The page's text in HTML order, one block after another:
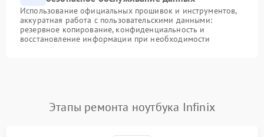
Использование официальных прошивок и инструментов,
аккуратная работа с пользовательскими данными:
резервное копирование, конфиденциальность и
восстановление информации при необходимости
Этапы ремонта ноутбука Infinix